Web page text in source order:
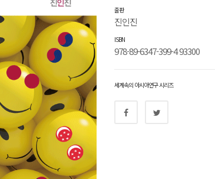
출판
진인진
ISBN
978-89-6347-399-4 93300
세계속의 아시아연구 시리즈